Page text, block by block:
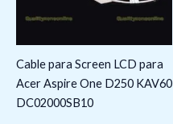
Cable para Screen LCD para
Acer Aspire One D250 KAV60
DC02000SB10